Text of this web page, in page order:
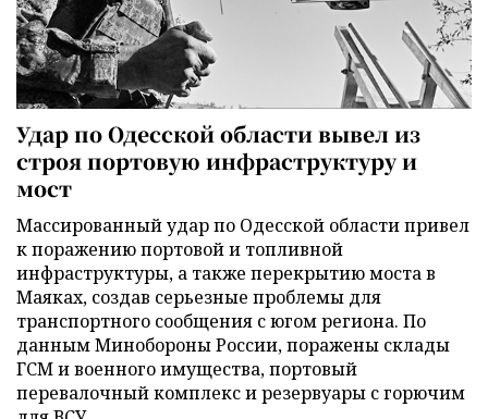
Удар по Одесской области вывел из
строя портовую инфраструктуру и
мост
Массированный удар по Одесской области привел
к поражению портовой и топливной
инфраструктуры, а также перекрытию моста в
Маяках, создав серьезные проблемы для
транспортного сообщения с югом региона. По
данным Минобороны России, поражены склады
ГСМ и военного имущества, портовый
перевалочный комплекс и резервуары с горючим